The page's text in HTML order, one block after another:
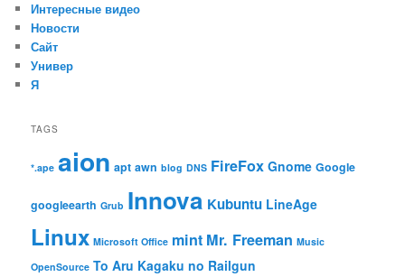
Интересные видео
Новости
Сайт
Универ
Я
TAGS
*.ape aion apt awn blog DNS FireFox Gnome Google
googleearth Grub Innova Kubuntu LineAge
Linux Microsoft Office mint Mr. Freeman Music
OpenSource To Aru Kagaku no Railgun